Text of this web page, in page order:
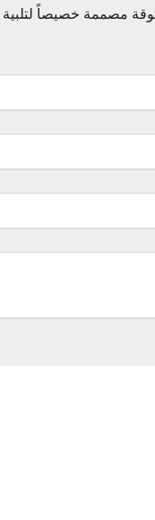
مصممة خصيصاً